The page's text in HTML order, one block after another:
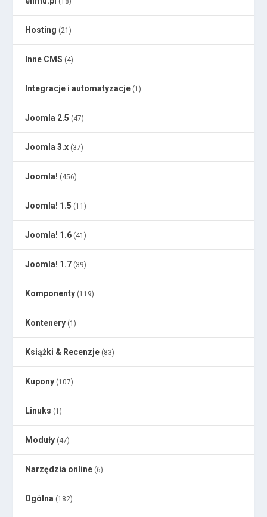
Hosting (21)
Inne CMS (4)
Integracje i automatyzacje (1)
Joomla 2.5 (47)
Joomla 3.x (37)
Joomla! (456)
Joomla! 1.5 (11)
Joomla! 1.6 (41)
Joomla! 1.7 (39)
Komponenty (119)
Kontenery (1)
Książki & Recenzje (83)
Kupony (107)
Linuks (1)
Moduły (47)
Narzędzia online (6)
Ogólna (182)